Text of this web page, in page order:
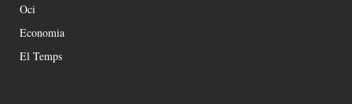
Oci
Economia
El Temps